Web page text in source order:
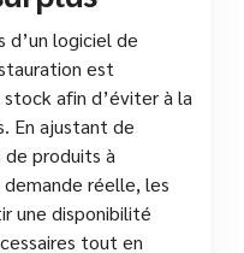
d’un logiciel de
est
afin d’éviter à la
En ajustant de
produits à
réelle, les
une disponibilité
tout en